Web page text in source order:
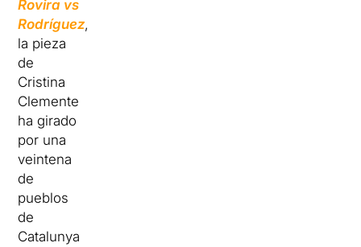
Rovira vs
Rodríguez,
la pieza
de
Cristina
Clemente
ha girado
por una
veintena
de
pueblos
de
Catalunya